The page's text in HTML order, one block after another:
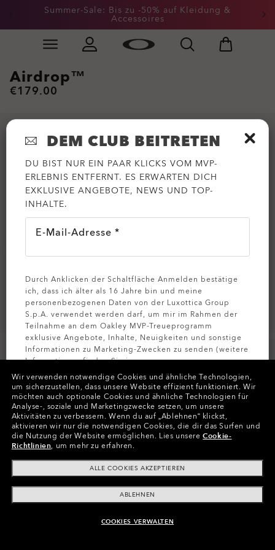
Skip to
Summer-Sale: Bis zu -50% auf Kleidung &
Accessoires
Slide 2 of 3. Summer-Sale: Bis zu -50% auf Kleidung &
ZUM WARENKORB HINZUFÜGEN
Airdrop™
€179.00
Farben (9) GestellSatin Black
Größe: XXL (141mm)-Diese Größe passt den
meisten Menschen.
PassformSchmale - Mit Hohem Steg
Größenanleitung ansehen
Wir verwenden notwendige Cookies und ähnliche Technologien,
um sicherzustellen, dass unsere Website effizient funktioniert. Wir
möchten auch optionale Cookies und ähnliche Technologien für
Analyse-, soziale und Marketingzwecke setzen, um unsere
Aktivitäten zu verbessern. Wenn du auf „Ablehnen“ klickst,
aktivieren wir nur die notwendigen Cookies, die dir das Surfen und
die Nutzung der Website ermöglichen. Lies unsereCookie-
Richtlinien, um mehr zu erfahren.
ALLE COOKIES AKZEPTIEREN
ABLEHNEN
COOKIES VERWALTEN
DEM CLUB BEITRETEN
DU BIST NUR EIN PAAR KLICKS VOM MVP-
ERLEBNIS ENTFERNT. ES ERWARTEN DICH
EXKLUSIVE ANGEBOTE, NEWS UND TOP-
INHALTE.
E-Mail-Adresse *
Durch Anklicken der Schaltfläche Anmelden bestätige
ich, dass ich älter als 16 Jahre bin und meine
personenbezogenen Daten von der Luxottica Group
S.p.A. verwendet werden darf, um mir im Rahmen der
Teilnahme an dem Oakley MVP-Treueprogramm
exklusive Angebote, Inhalte, Neuigkeiten und sonstige
Informationen zu Marketing-Zwecken zu senden (weitere
Informationen finden Sie in unserer
Datenschutzbestimmungen ).
MELDEN SIE